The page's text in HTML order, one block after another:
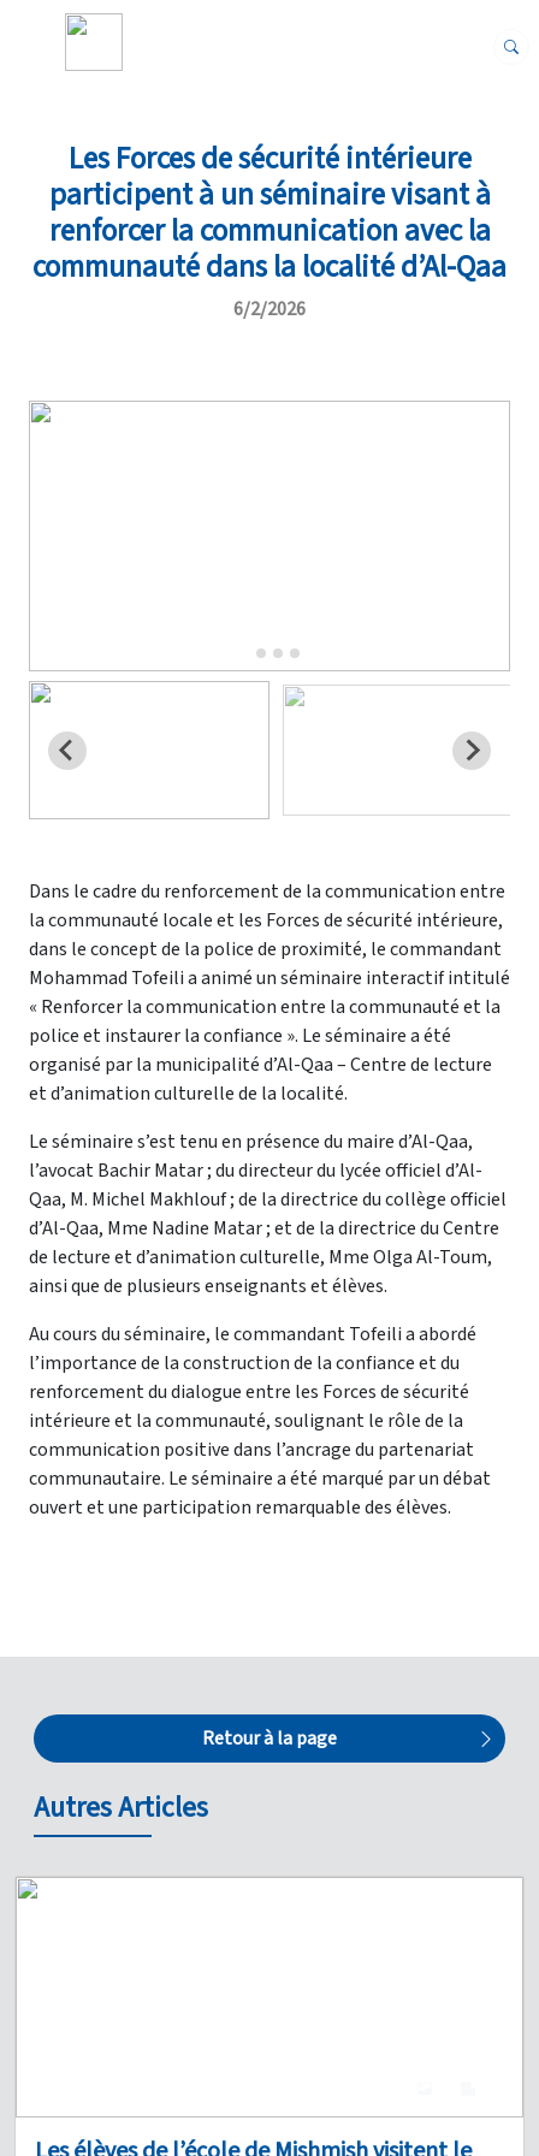
Les Forces de sécurité intérieure
participent à un séminaire visant à
renforcer la communication avec la
communauté dans la localité d’Al-Qaa
6/2/2026
Dans le cadre du renforcement de la communication entre
la communauté locale et les Forces de sécurité intérieure,
dans le concept de la police de proximité, le commandant
Mohammad Tofeili a animé un séminaire interactif intitulé
« Renforcer la communication entre la communauté et la
police et instaurer la confiance ». Le séminaire a été
organisé par la municipalité d’Al-Qaa – Centre de lecture
et d’animation culturelle de la localité.
Le séminaire s’est tenu en présence du maire d’Al-Qaa,
l’avocat Bachir Matar ; du directeur du lycée officiel d’Al-
Qaa, M. Michel Makhlouf ; de la directrice du collège officiel
d’Al-Qaa, Mme Nadine Matar ; et de la directrice du Centre
de lecture et d’animation culturelle, Mme Olga Al-Toum,
ainsi que de plusieurs enseignants et élèves.
Au cours du séminaire, le commandant Tofeili a abordé
l’importance de la construction de la confiance et du
renforcement du dialogue entre les Forces de sécurité
intérieure et la communauté, soulignant le rôle de la
communication positive dans l’ancrage du partenariat
communautaire. Le séminaire a été marqué par un débat
ouvert et une participation remarquable des élèves.
Autres Articles
Retour à la page